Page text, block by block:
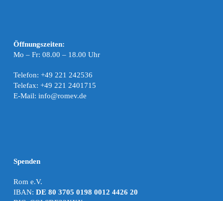
Öffnungszeiten:
Mo – Fr: 08.00 – 18.00 Uhr
Telefon: +49 221 242536
Telefax: +49 221 2401715
E-Mail: info@romev.de
Spenden
Rom e.V.
IBAN: DE 80 3705 0198 0012 4426 20